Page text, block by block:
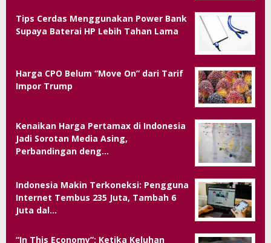
Tips Cerdas Menggunakan Power Bank
Supaya Baterai HP Lebih Tahan Lama
Harga CPO Belum “Move On” dari Tarif
Impor Trump
Kenaikan Harga Pertamax di Indonesia
Jadi Sorotan Media Asing,
Perbandingan deng…
Indonesia Makin Terkoneksi: Pengguna
Internet Tembus 235 Juta, Tambah 6
Juta dal…
“In This Economy”: Ketika Keluhan